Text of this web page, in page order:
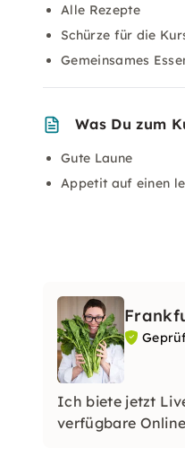
Alle Rezepte
Schürze für die
Gemeinsames
Was Du zum
Gute Laune
Appetit auf einen
Ich biete jetzt
verfügbare